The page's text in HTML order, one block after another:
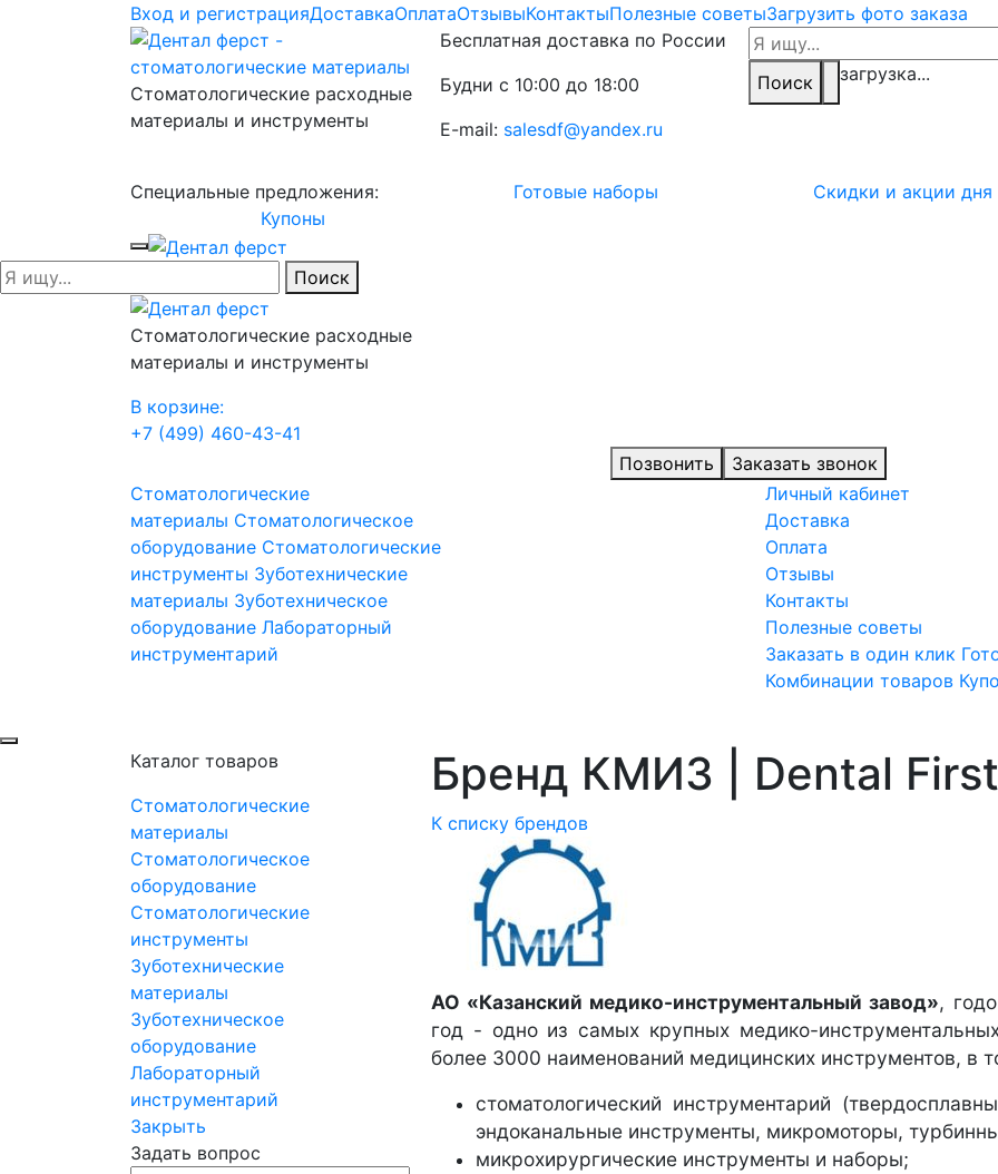
Вход и регистрацияДоставкаОплатаОтзывыКонтактыПолезные советыЗагрузить фото заказа
Стоматологические расходные
материалы и инструменты
Бесплатная доставка по России
Будни с 10:00 до 18:00
E-mail: salesdf@yandex.ru
Поиск загрузка...
Специальные предложения: Готовые наборы
Скидки и акции дня
Купоны
Поиск
Стоматологические расходные
материалы и инструменты
В корзине:
+7 (499) 460-43-41
Позвонить
Заказать звонок
Стоматологические
материалы Стоматологическое
оборудование Стоматологические
инструменты Зуботехнические
материалы Зуботехническое
оборудование Лабораторный
инструментарий
Личный кабинет
Доставка
Оплата
Отзывы
Контакты
Полезные советы
Заказать в один клик
Комбинации товаров
Каталог товаров
Стоматологические
материалы
Стоматологическое
оборудование
Стоматологические
инструменты
Зуботехнические
материалы
Зуботехническое
оборудование
Лабораторный
инструментарий
Закрыть
Задать вопрос
Бренд КМИЗ | Dental First
К списку брендов
АО «Казанский медико-инструментальный завод»,
год - одно из самых крупных медико-
более 3000 наименований медицинских инструментов, в
стоматологический инструментарий
эндоканальные инструменты, микромоторы,
микрохирургические инструменты и наборы;